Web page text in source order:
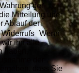
der
Mitteilung über
Ablauf der
Widerrufs Wenn
wir ihn alle
der
dass Sie